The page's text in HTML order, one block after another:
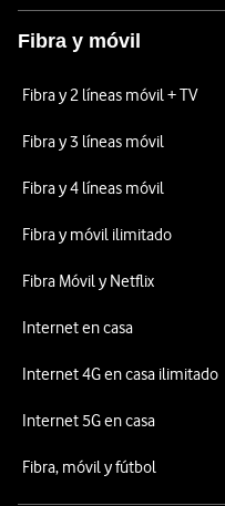
Fibra y móvil
Fibra y 2 líneas móvil + TV
Fibra y 3 líneas móvil
Fibra y 4 líneas móvil
Fibra y móvil ilimitado
Fibra Móvil y Netflix
Internet en casa
Internet 4G en casa ilimitado
Internet 5G en casa
Fibra, móvil y fútbol